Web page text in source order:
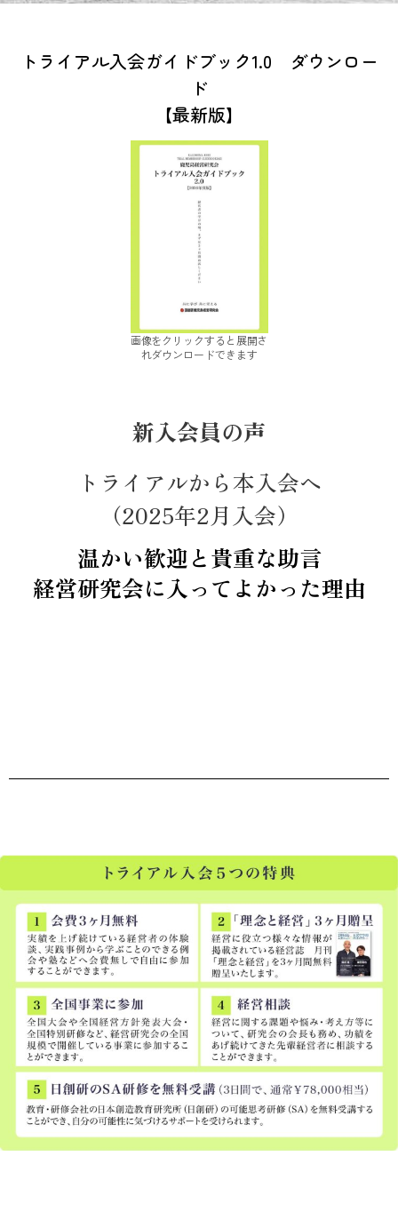
トライアル入会ガイドブック1.0 ダウンロー
ド
【最新版】
画像をクリックすると展開さ
れダウンロードできます
新入会員の声
トライアルから本入会へ
（2025年2月入会）
温かい歓迎と貴重な助言
経営研究会に入ってよかった理由